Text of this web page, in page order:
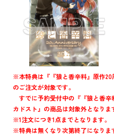
※本特典は『『狼と香辛料』原作20
のご注文が対象です。
すでに予約受付中の『『狼と香辛
カドスト』の商品は対象外となりま
※1注文につき1点までとなります。
※特典は無くなり次第終了になりま